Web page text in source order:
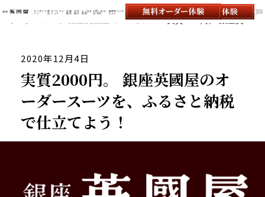
オーダースーツの銀座英國屋
オーダース
ーツ
商
品
サービスメ
ニュー
店舗
案内
会社
紹介
よくある
質問
お問い合わ
せ/予約
顧客様インタ
ビュー
コラム 実質2000円。 銀座英國屋のオーダースーツを、ふるさと納税で仕立てよう！
2020年12月4日
実質2000円。 銀座英國屋のオ
ーダースーツを、ふるさと納税
で仕立てよう！